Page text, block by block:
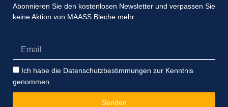
Abonnieren Sie den kostenlosen Newsletter und verpassen Sie
keine Aktion von MAASS Bleche mehr
Datenschutzbestimmungen
Ich habe die Datenschutzbestimmungen zur Kenntnis
genommen.
Senden